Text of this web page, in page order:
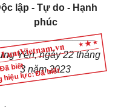
biết
hiệu lực: Đã biết
lập - Tự do - Hạnh
phúc
__________________
Yên, ngày 22 tháng
3 năm 2023